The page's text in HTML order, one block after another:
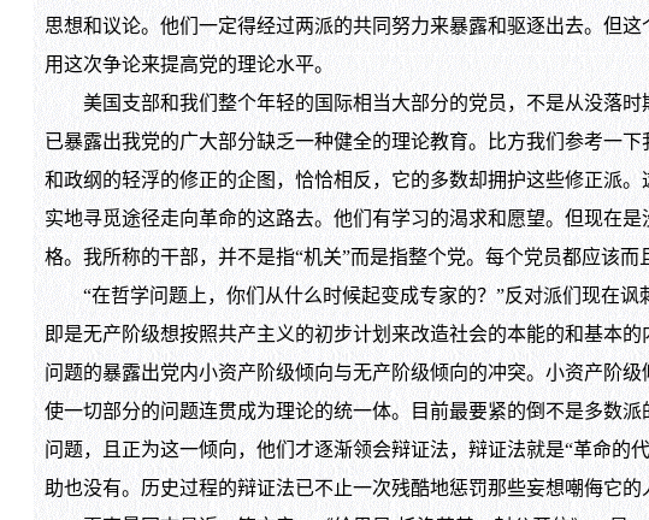
思想和议论。他们一定得经过两派的共同努力来暴露和驱逐出去。但
用这次争论来提高党的理论水平。
美国支部和我们整个年轻的国际相当大部分的党员，不是从没落时
已暴露出我党的广大部分缺乏一种健全的理论教育。比方我们参考一
和政纲的轻浮的修正的企图，恰恰相反，它的多数却拥护这些修正派
实地寻觅途径走向革命的这路去。他们有学习的渴求和愿望。但现在
格。我所称的干部，并不是指“机关”而是指整个党。每个党员都应该而
“在哲学问题上，你们从什么时候起变成专家的？”反对派们现在讽
即是无产阶级想按照共产主义的初步计划来改造社会的本能的和基本
问题的暴露出党内小资产阶级倾向与无产阶级倾向的冲突。小资产阶
使一切部分的问题连贯成为理论的统一体。目前最要紧的倒不是多数
问题，且正为这一倾向，他们才逐渐领会辩证法，辩证法就是“革命的
助也没有。历史过程的辩证法已不止一次残酷地惩罚那些妄想嘲侮它的